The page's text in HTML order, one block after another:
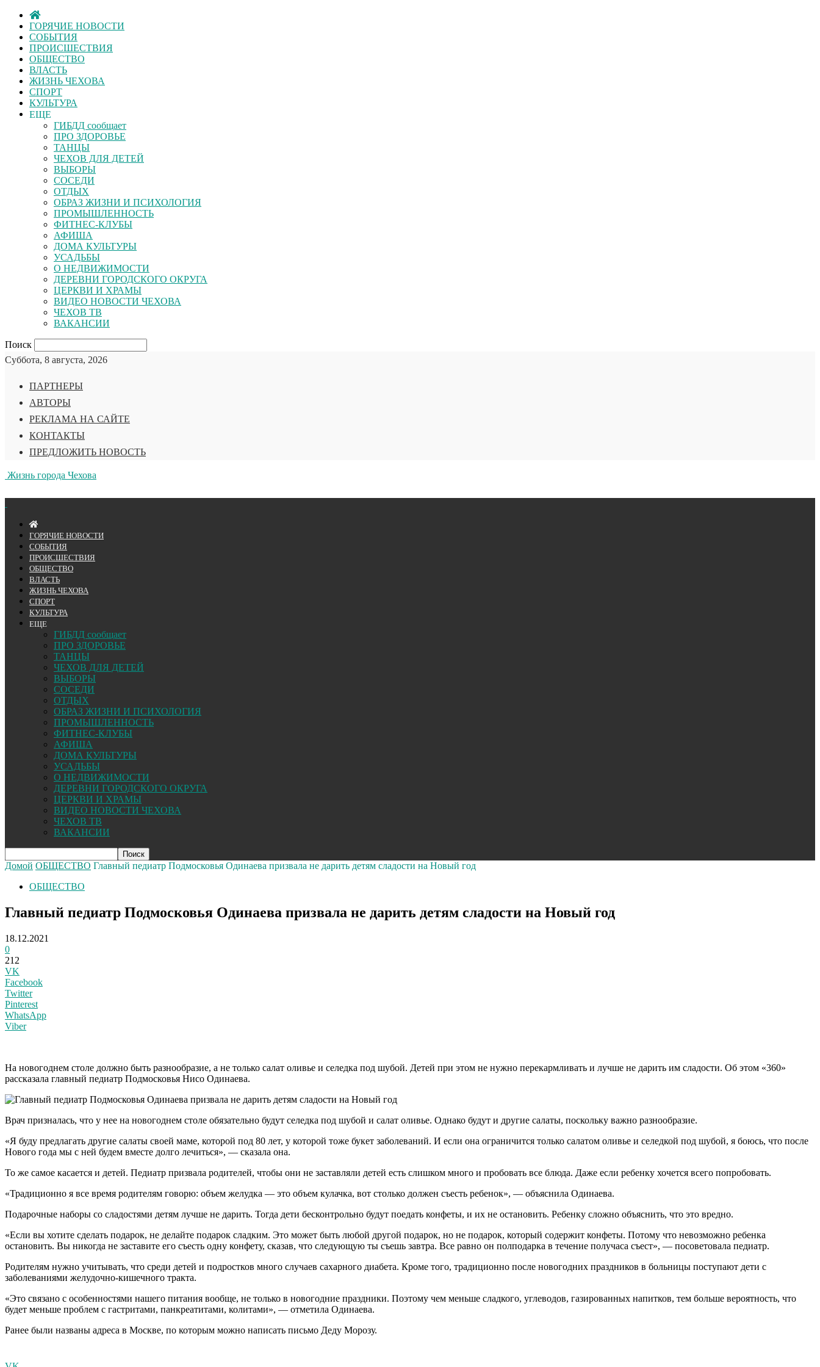
ГОРЯЧИЕ НОВОСТИ
СОБЫТИЯ
ПРОИСШЕСТВИЯ
ОБЩЕСТВО
ВЛАСТЬ
ЖИЗНЬ ЧЕХОВА
СПОРТ
КУЛЬТУРА
ЕЩЕ
ГИБДД сообщает
ПРО ЗДОРОВЬЕ
ТАНЦЫ
ЧЕХОВ ДЛЯ ДЕТЕЙ
ВЫБОРЫ
СОСЕДИ
ОТДЫХ
ОБРАЗ ЖИЗНИ И ПСИХОЛОГИЯ
ПРОМЫШЛЕННОСТЬ
ФИТНЕС-КЛУБЫ
АФИША
ДОМА КУЛЬТУРЫ
УСАДЬБЫ
О НЕДВИЖИМОСТИ
ДЕРЕВНИ ГОРОДСКОГО ОКРУГА
ЦЕРКВИ И ХРАМЫ
ВИДЕО НОВОСТИ ЧЕХОВА
ЧЕХОВ ТВ
ВАКАНСИИ
Поиск
Суббота, 8 августа, 2026
ПАРТНЕРЫ
АВТОРЫ
РЕКЛАМА НА САЙТЕ
КОНТАКТЫ
ПРЕДЛОЖИТЬ НОВОСТЬ
Жизнь города Чехова
ГОРЯЧИЕ НОВОСТИ
СОБЫТИЯ
ПРОИСШЕСТВИЯ
ОБЩЕСТВО
ВЛАСТЬ
ЖИЗНЬ ЧЕХОВА
СПОРТ
КУЛЬТУРА
ЕЩЕ
ГИБДД сообщает
ПРО ЗДОРОВЬЕ
ТАНЦЫ
ЧЕХОВ ДЛЯ ДЕТЕЙ
ВЫБОРЫ
СОСЕДИ
ОТДЫХ
ОБРАЗ ЖИЗНИ И ПСИХОЛОГИЯ
ПРОМЫШЛЕННОСТЬ
ФИТНЕС-КЛУБЫ
АФИША
ДОМА КУЛЬТУРЫ
УСАДЬБЫ
О НЕДВИЖИМОСТИ
ДЕРЕВНИ ГОРОДСКОГО ОКРУГА
ЦЕРКВИ И ХРАМЫ
ВИДЕО НОВОСТИ ЧЕХОВА
ЧЕХОВ ТВ
ВАКАНСИИ
Домой ОБЩЕСТВО Главный педиатр Подмосковья Одинаева призвала не дарить детям сладости на Новый год
ОБЩЕСТВО
Главный педиатр Подмосковья Одинаева призвала не дарить детям сладости на Новый год
18.12.2021
0
212
VK
Facebook
Twitter
Pinterest
WhatsApp
Viber
На новогоднем столе должно быть разнообразие, а не только салат оливье и селедка под шубой. Детей при этом не нужно перекармливать и лучше не дарить им сладости. Об этом «360»
рассказала главный педиатр Подмосковья Нисо Одинаева.
Врач призналась, что у нее на новогоднем столе обязательно будут селедка под шубой и салат оливье. Однако будут и другие салаты, поскольку важно разнообразие.
«Я буду предлагать другие салаты своей маме, которой под 80 лет, у которой тоже букет заболеваний. И если она ограничится только салатом оливье и селедкой под шубой, я боюсь, что после
Нового года мы с ней будем вместе долго лечиться», — сказала она.
То же самое касается и детей. Педиатр призвала родителей, чтобы они не заставляли детей есть слишком много и пробовать все блюда. Даже если ребенку хочется всего попробовать.
«Традиционно я все время родителям говорю: объем желудка — это объем кулачка, вот столько должен съесть ребенок», — объяснила Одинаева.
Подарочные наборы со сладостями детям лучше не дарить. Тогда дети бесконтрольно будут поедать конфеты, и их не остановить. Ребенку сложно объяснить, что это вредно.
«Если вы хотите сделать подарок, не делайте подарок сладким. Это может быть любой другой подарок, но не подарок, который содержит конфеты. Потому что невозможно ребенка
остановить. Вы никогда не заставите его съесть одну конфету, сказав, что следующую ты съешь завтра. Все равно он полподарка в течение получаса съест», — посоветовала педиатр.
Родителям нужно учитывать, что среди детей и подростков много случаев сахарного диабета. Кроме того, традиционно после новогодних праздников в больницы поступают дети с
заболеваниями желудочно-кишечного тракта.
«Это связано с особенностями нашего питания вообще, не только в новогодние праздники. Поэтому чем меньше сладкого, углеводов, газированных напитков, тем больше вероятность, что
будет меньше проблем с гастритами, панкреатитами, колитами», — отметила Одинаева.
Ранее были названы адреса в Москве, по которым можно написать письмо Деду Морозу.